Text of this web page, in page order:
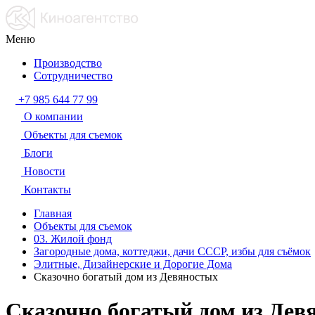
Меню
Производство
Сотрудничество
+7 985 644 77 99
О компании
Объекты для съемок
Блоги
Новости
Контакты
Главная
Объекты для съемок
03. Жилой фонд
Загородные дома, коттеджи, дачи СССР, избы для съёмок
Элитные, Дизайнерские и Дорогие Дома
Сказочно богатый дом из Девяностых